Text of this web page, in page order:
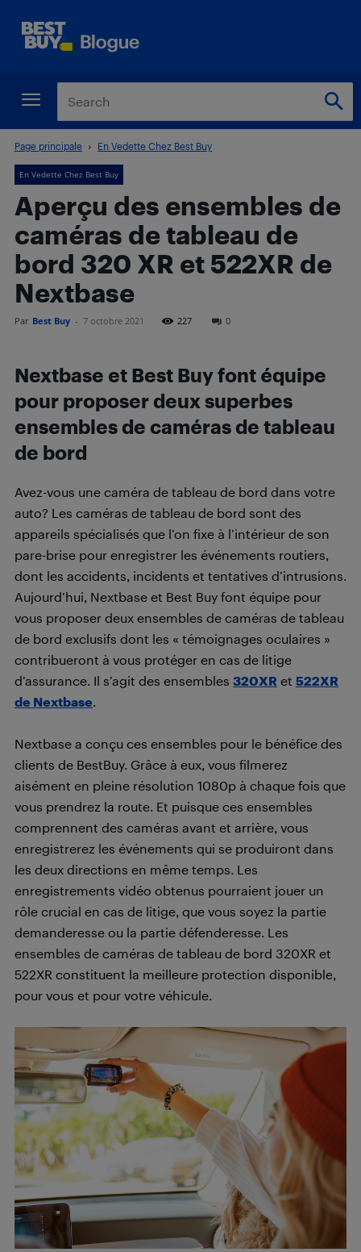
Page principale En Vedette Chez Best Buy
En Vedette Chez Best Buy
Aperçu des ensembles de
caméras de tableau de
bord 320 XR et 522XR de
Nextbase
Par Best Buy - 7 octobre 2021 227 0
Nextbase et Best Buy font équipe
pour proposer deux superbes
ensembles de caméras de tableau
de bord
Avez-vous une caméra de tableau de bord dans votre
auto? Les caméras de tableau de bord sont des
appareils spécialisés que l’on fixe à l’intérieur de son
pare-brise pour enregistrer les événements routiers,
dont les accidents, incidents et tentatives d’intrusions.
Aujourd’hui, Nextbase et Best Buy font équipe pour
vous proposer deux ensembles de caméras de tableau
de bord exclusifs dont les « témoignages oculaires »
contribueront à vous protéger en cas de litige
d’assurance. Il s’agit des ensembles 320XR et 522XR
de Nextbase.
Nextbase a conçu ces ensembles pour le bénéfice des
clients de BestBuy. Grâce à eux, vous filmerez
aisément en pleine résolution 1080p à chaque fois que
vous prendrez la route. Et puisque ces ensembles
comprennent des caméras avant et arrière, vous
enregistrerez les événements qui se produiront dans
les deux directions en même temps. Les
enregistrements vidéo obtenus pourraient jouer un
rôle crucial en cas de litige, que vous soyez la partie
demanderesse ou la partie défenderesse. Les
ensembles de caméras de tableau de bord 320XR et
522XR constituent la meilleure protection disponible,
pour vous et pour votre véhicule.